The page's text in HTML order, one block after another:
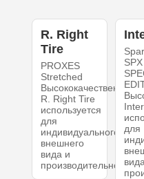
R. Right
Tire
PROXES
Stretched
Высококачественный
R. Right Tire
используется
для
индивидуального
внешнего
вида и
производительности.
SPX
для